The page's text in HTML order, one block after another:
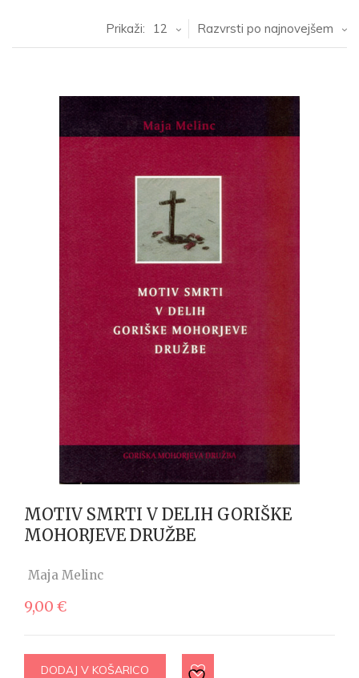
Razvrsti po najnovejšem
Prikaži: 12
MOTIV SMRTI V DELIH GORIŠKE
MOHORJEVE DRUŽBE
Maja Melinc
9,00 €
DODAJ V KOŠARICO